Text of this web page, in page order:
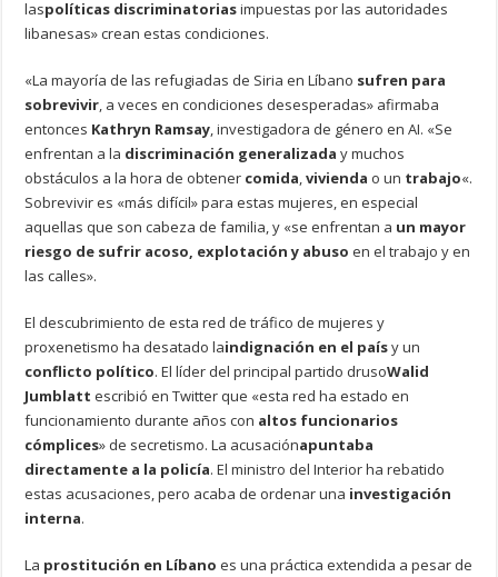
laspolíticas discriminatoriasimpuestas por las autoridades
libanesas» crean estas condiciones.
«La mayoría de las refugiadas de Siria en Líbano sufren para
sobrevivir, a veces en condiciones desesperadas» afirmaba
entonces Kathryn Ramsay, investigadora de género en AI. «Se
enfrentan a la discriminación generalizada y muchos
obstáculos a la hora de obtener comida,vivienda o un trabajo«.
Sobrevivir es «más difícil» para estas mujeres, en especial
aquellas que son cabeza de familia, y «se enfrentan a un mayor
riesgo de sufrir acoso, explotación y abuso en el trabajo y en
las calles».
El descubrimiento de esta red de tráfico de mujeres y
proxenetismo ha desatado laindignación en el paísy un
conflicto político. El líder del principal partido drusoWalid
Jumblatt escribió en Twitter que «esta red ha estado en
funcionamiento durante años con altos funcionarios
cómplices» de secretismo. La acusaciónapuntaba
directamente a la policía. El ministro del Interior ha rebatido
estas acusaciones, pero acaba de ordenar una investigación
interna.
La prostitución en Líbano es una práctica extendida a pesar de